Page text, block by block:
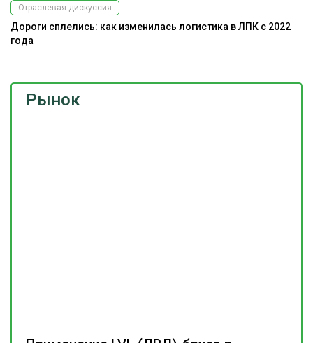
Рынок
Отраслевая дискуссия
Дороги сплелись: как изменилась логистика в ЛПК с 2022
года